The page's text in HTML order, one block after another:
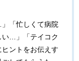
「忙しくて病院
い…」「テイコク
ントをお伝えす